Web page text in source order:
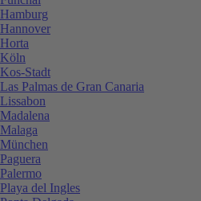
Hamburg
Hannover
Horta
Köln
Kos-Stadt
Las Palmas de Gran Canaria
Lissabon
Madalena
Malaga
München
Paguera
Palermo
Playa del Ingles